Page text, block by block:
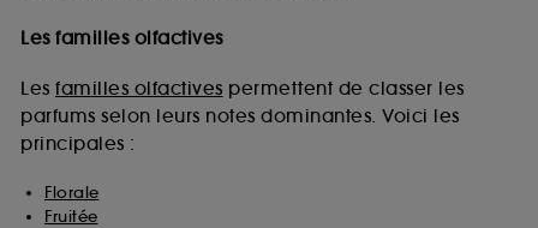
Les familles olfactives
Les familles olfactives permettent de classer les
parfums selon leurs notes dominantes. Voici les
principales :
Florale
Fruitée
collectées ou générées lors de votre activité en ligne
sur "continuer sans accepter". Voous pouvez à tout
moment choisir de retirer votrte consentement. Si vous
souhaitez obtenir plus d'information sur les cookies
utilisés, cliquez